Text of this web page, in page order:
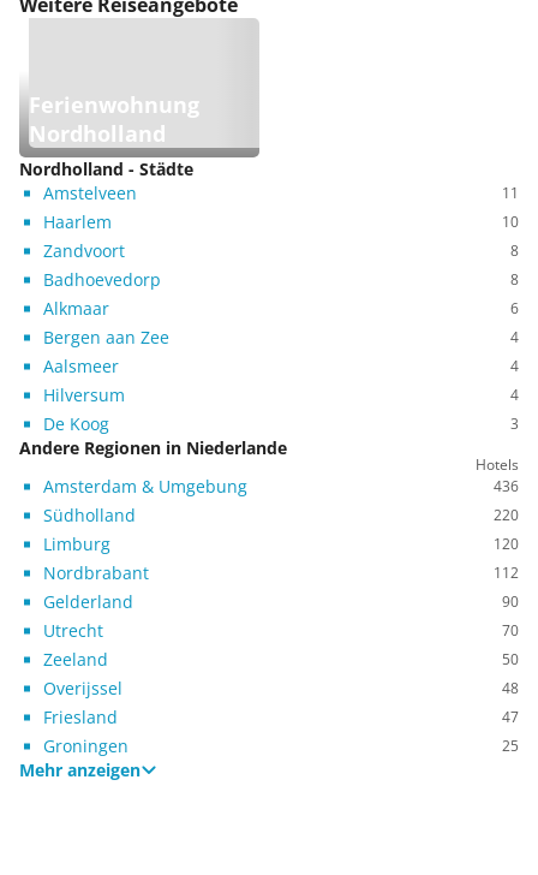
Ferienwohnung
Nordholland
Nordholland - Städte
Amstelveen
11
Haarlem 10
Zandvoort 8
Badhoevedorp 8
Alkmaar 6
Bergen aan Zee 4
Aalsmeer 4
Hilversum 4
De Koog 3
Andere Regionen in Niederlande
Hotels
Amsterdam & Umgebung 436
Südholland 220
Limburg 120
Nordbrabant 112
Gelderland 90
Utrecht 70
Zeeland 50
Overijssel 48
Friesland 47
Groningen 25
Mehr anzeigen